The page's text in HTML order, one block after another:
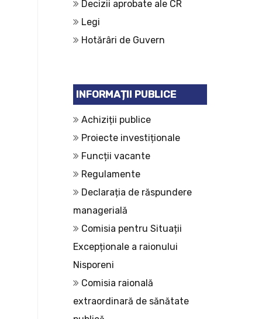
Decizii aprobate ale CR
Legi
Hotărâri de Guvern
INFORMAȚII PUBLICE
Achiziții publice
Proiecte investiționale
Funcții vacante
Regulamente
Declarația de răspundere
managerială
Comisia pentru Situații
Excepționale a raionului
Nisporeni
Comisia raională
extraordinară de sănătate